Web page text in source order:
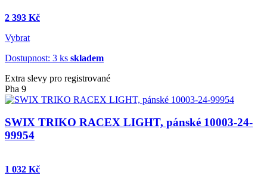
2 393 Kč
Vybrat
Dostupnost: 3 ks skladem
Extra slevy pro registrované
Pha 9
SWIX TRIKO RACEX LIGHT, pánské 10003-24-
99954
1 032 Kč